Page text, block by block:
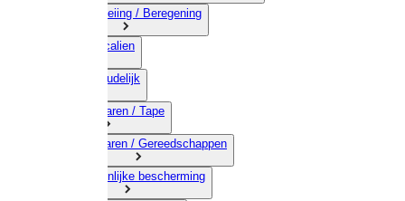
06) Besproeiing / Beregening
07) Chemicalien
08) Huishoudelijk
09) Touwwaren / Tape
10) IJzerwaren / Gereedschappen
11) Persoonlijke bescherming